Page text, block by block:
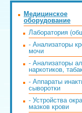
Медицинское
оборудование
Лаборатория
- Анализаторы
мочи
- Анализаторы
наркотиков,
- Аппараты
сыворотки
- Устройства
мазков крови